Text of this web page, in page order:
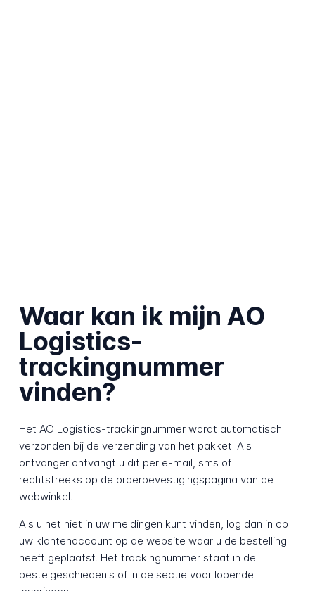
Waar kan ik mijn AO
Logistics-
trackingnummer
vinden?
Het AO Logistics-trackingnummer wordt automatisch
verzonden bij de verzending van het pakket. Als
ontvanger ontvangt u dit per e-mail, sms of
rechtstreeks op de orderbevestigingspagina van de
webwinkel.
Als u het niet in uw meldingen kunt vinden, log dan in op
uw klantenaccount op de website waar u de bestelling
heeft geplaatst. Het trackingnummer staat in de
bestelgeschiedenis of in de sectie voor lopende